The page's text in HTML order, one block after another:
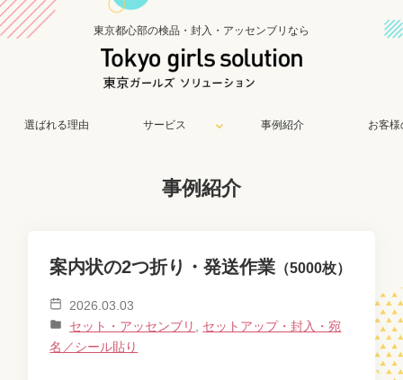
東京都心部の検品・封入・アッセンブリなら
選ばれる理由 サービス 事例紹介 お客様
事例紹介
案内状の2つ折り・発送作業 （5000枚）
2026.03.03
セット・アッセンブリ
セットアップ・封入・宛
名／シール貼り